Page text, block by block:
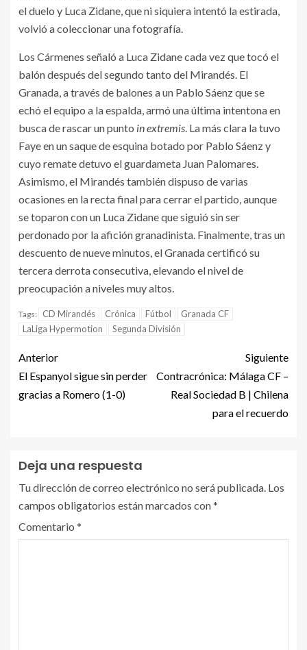
el duelo y Luca Zidane, que ni siquiera intentó la estirada,
volvió a coleccionar una fotografía.
Los Cármenes señaló a Luca Zidane cada vez que tocó el
balón después del segundo tanto del Mirandés. El
Granada, a través de balones a un Pablo Sáenz que se
echó el equipo a la espalda, armó una última intentona en
busca de rascar un punto in extremis. La más clara la tuvo
Faye en un saque de esquina botado por Pablo Sáenz y
cuyo remate detuvo el guardameta Juan Palomares.
Asimismo, el Mirandés también dispuso de varias
ocasiones en la recta final para cerrar el partido, aunque
se toparon con un Luca Zidane que siguió sin ser
perdonado por la afición granadinista. Finalmente, tras un
descuento de nueve minutos, el Granada certificó su
tercera derrota consecutiva, elevando el nivel de
preocupación a niveles muy altos.
Tags: CD Mirandés Crónica Fútbol
Granada CF
LaLiga Hypermotion
Segunda División
Anterior
El Espanyol sigue sin perder
gracias a Romero (1-0)
Siguiente
Contracrónica: Málaga CF –
Real Sociedad B | Chilena
para el recuerdo
Deja una respuesta
Tu dirección de correo electrónico no será publicada. Los
campos obligatorios están marcados con*
Comentario *